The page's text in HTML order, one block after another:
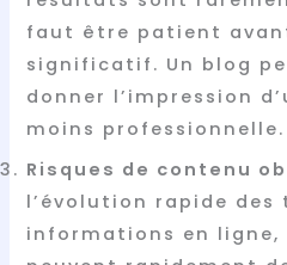
faut être patient
significatif. Un blog
donner l’impression
moins professionnelle.
Risques de contenu
l’évolution rapide des
informations en